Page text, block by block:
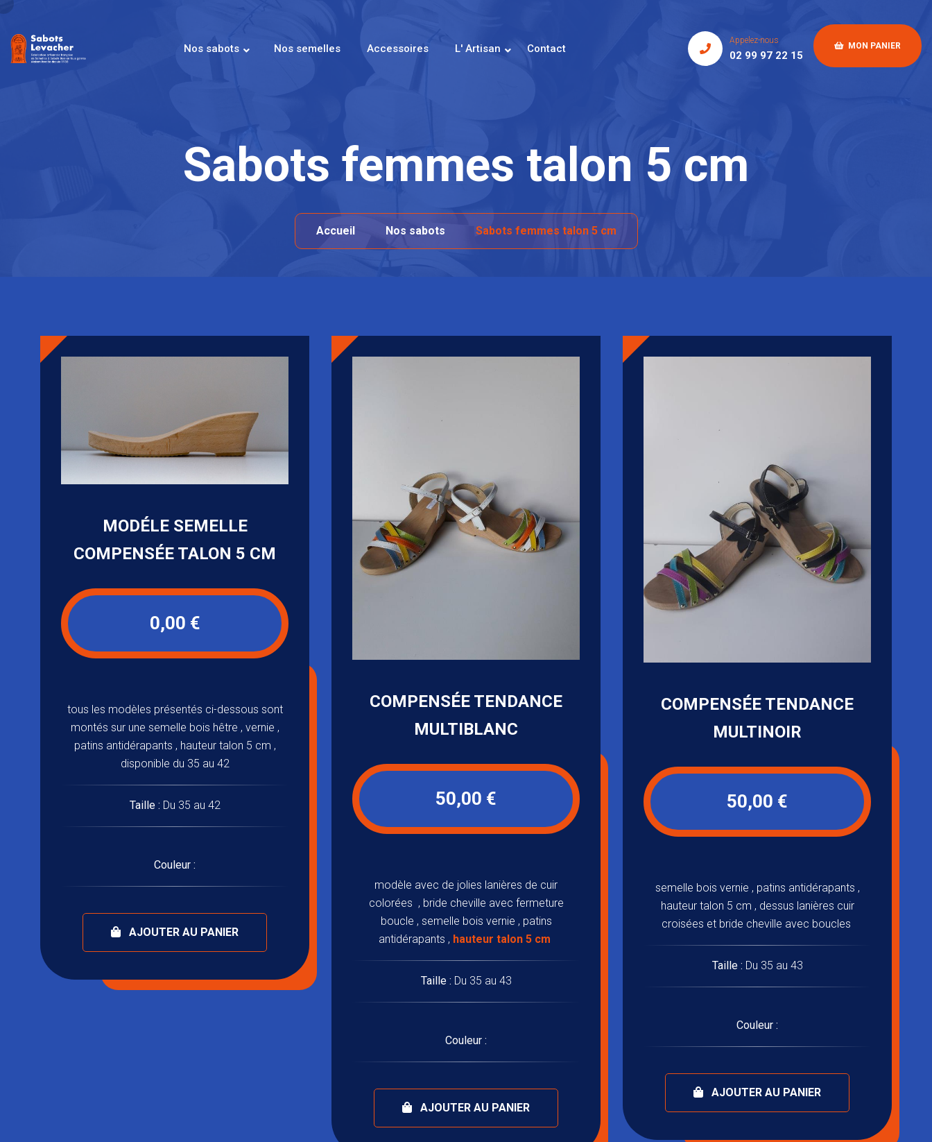
Nos sabots Nos semelles Accessoires L' Artisan Contact
Appelez-nous
02 99 97 22 15
MON PANIER
Sabots femmes talon 5 cm
Accueil Nos sabots Sabots femmes talon 5 cm
MODÉLE SEMELLE
COMPENSÉE TALON 5 CM
0,00 €
tous les modèles présentés ci-dessous sont
montés sur une semelle bois hêtre , vernie ,
patins antidérapants , hauteur talon 5 cm ,
disponible du 35 au 42
Taille : Du 35 au 42
Couleur :
AJOUTER AU PANIER
COMPENSÉE TENDANCE
MULTIBLANC
50,00 €
modèle avec de jolies lanières de cuir
colorées , bride cheville avec fermeture
boucle , semelle bois vernie , patins
antidérapants , hauteur talon 5 cm
Taille : Du 35 au 43
Couleur :
AJOUTER AU PANIER
COMPENSÉE TENDANCE
MULTINOIR
50,00 €
semelle bois vernie , patins antidérapants ,
hauteur talon 5 cm , dessus lanières cuir
croisées et bride cheville avec boucles
Taille : Du 35 au 43
Couleur :
AJOUTER AU PANIER